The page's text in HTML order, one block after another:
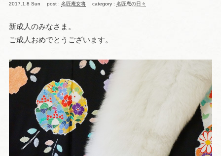
2017.1.8 Sun post : 名匠庵女将 category : 名匠庵の日々
新成人のみなさま。
ご成人おめでとうございます。